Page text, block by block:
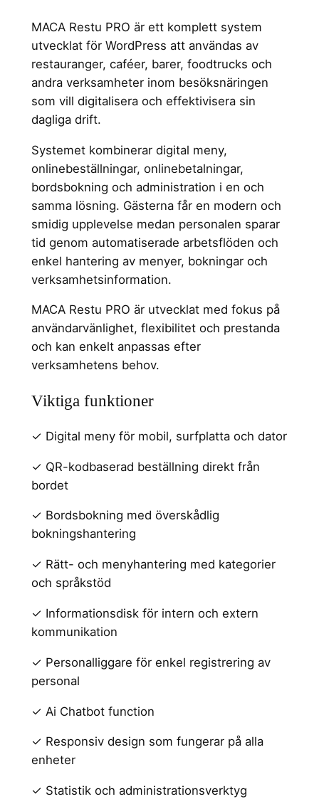
MACA Restu PRO är ett komplett system
utvecklat för WordPress att användas av
restauranger, caféer, barer, foodtrucks och
andra verksamheter inom besöksnäringen
som vill digitalisera och effektivisera sin
dagliga drift.
Systemet kombinerar digital meny,
onlinebeställningar, onlinebetalningar,
bordsbokning och administration i en och
samma lösning. Gästerna får en modern och
smidig upplevelse medan personalen sparar
tid genom automatiserade arbetsflöden och
enkel hantering av menyer, bokningar och
verksamhetsinformation.
MACA Restu PRO är utvecklat med fokus på
användarvänlighet, flexibilitet och prestanda
och kan enkelt anpassas efter
verksamhetens behov.
Viktiga funktioner
✓ Digital meny för mobil, surfplatta och dator
✓ QR-kodbaserad beställning direkt från
bordet
✓ Bordsbokning med överskådlig
bokningshantering
✓ Rätt- och menyhantering med kategorier
och språkstöd
✓ Informationsdisk för intern och extern
kommunikation
✓ Personalliggare för enkel registrering av
personal
✓ Ai Chatbot function
✓ Responsiv design som fungerar på alla
enheter
✓ Statistik och administrationsverktyg